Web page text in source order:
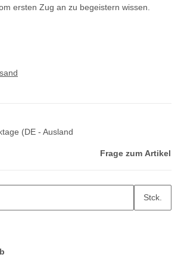
ersten Zug an zu begeistern wissen.
(DE - Ausland
Frage zum Artikel
Stck.